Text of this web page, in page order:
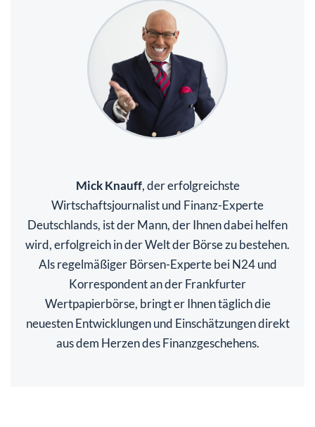
Mick Knauff, der erfolgreichste
Wirtschaftsjournalist und Finanz-Experte
Deutschlands, ist der Mann, der Ihnen dabei helfen
wird, erfolgreich in der Welt der Börse zu bestehen.
Als regelmäßiger Börsen-Experte bei N24 und
Korrespondent an der Frankfurter
Wertpapierbörse, bringt er Ihnen täglich die
neuesten Entwicklungen und Einschätzungen direkt
aus dem Herzen des Finanzgeschehens.